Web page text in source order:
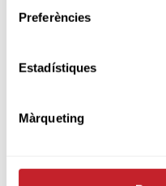
Preferències
Estadístiques
Màrqueting